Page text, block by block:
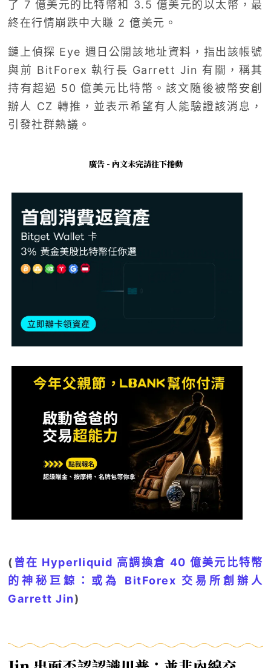
了 7 億美元的比特幣和 3.5 億美元的以太幣，最
終在行情崩跌中大賺 2 億美元。
鏈上偵探 Eye 週日公開該地址資料，指出該帳號
與前 BitForex 執行長 Garrett Jin 有關，稱其
持有超過 50 億美元比特幣。該文隨後被幣安創
辦人 CZ 轉推，並表示希望有人能驗證該消息，
引發社群熱議。
廣告 - 內文未完請往下捲動
( 曾在 Hyperliquid 高調換倉 40 億美元比特幣
的神秘巨鯨：或為 BitForex 交易所創辦人
Garrett Jin)